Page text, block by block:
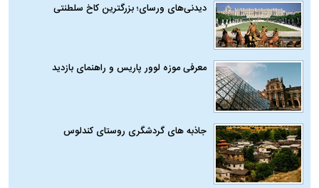
دیدنی‌های ورسای؛ بزرگترین کاخ سلطنتی
معرفی موزه لوور پاریس و راهنمای بازدید
جاذبه های گردشگری روستای کندلوس